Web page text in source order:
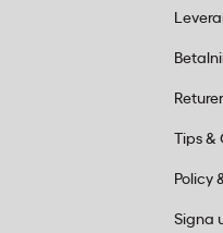
Beställ online
Lägg ordern
Kundservice:Ring
Tips
Policy
Signa